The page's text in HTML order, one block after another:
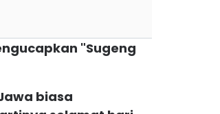
"Sugeng
biasa